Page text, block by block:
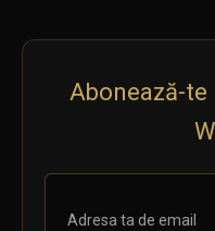
Abonează-